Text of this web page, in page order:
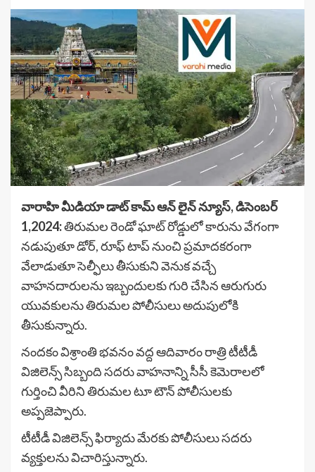
వారాహి మీడియా డాట్ కామ్ ఆన్ లైన్ న్యూస్, డిసెంబర్
1,2024:తిరుమల రెండో ఘాట్ రోడ్డులో కారును వేగంగా
నడుపుతూ డోర్, రూఫ్ టాప్ నుంచి ప్రమాదకరంగా
వేలాడుతూ సెల్ఫీలు తీసుకుని వెనుక వచ్చే
వాహనదారులను ఇబ్బందులకు గురి చేసిన ఆరుగురు
యువకులను తిరుమల పోలీసులు అదుపులోకి
తీసుకున్నారు.
నందకం విశ్రాంతి భవనం వద్ద ఆదివారం రాత్రి టీటీడీ
విజిలెన్స్ సిబ్బంది సదరు వాహనాన్ని సీసీ కెమెరాలలో
గుర్తించి వీరిని తిరుమల టూ టౌన్ పోలీసులకు
అప్పజెప్పారు.
టీటీడీ విజిలెన్స్ ఫిర్యాదు మేరకు పోలీసులు సదరు
వ్యక్తులను విచారిస్తున్నారు.